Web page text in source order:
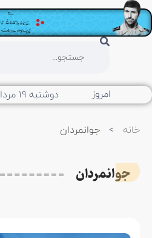
امروز دوشنبه ۱۹ مرداد ۱۴۰۵
خانه > جوانمردان
جوانمردان